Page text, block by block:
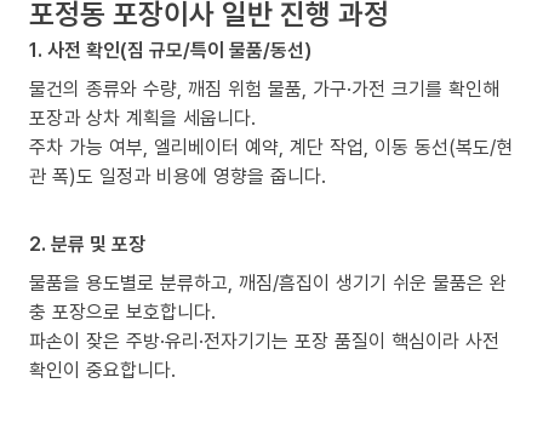
포정동 포장이사 일반 진행 과정
1. 사전 확인(짐 규모/특이 물품/동선)
물건의 종류와 수량, 깨짐 위험 물품, 가구·가전 크기를 확인해
포장과 상차 계획을 세웁니다.
주차 가능 여부, 엘리베이터 예약, 계단 작업, 이동 동선(복도/현
관 폭)도 일정과 비용에 영향을 줍니다.
2. 분류 및 포장
물품을 용도별로 분류하고, 깨짐/흠집이 생기기 쉬운 물품은 완
충 포장으로 보호합니다.
파손이 잦은 주방·유리·전자기기는 포장 품질이 핵심이라 사전
확인이 중요합니다.